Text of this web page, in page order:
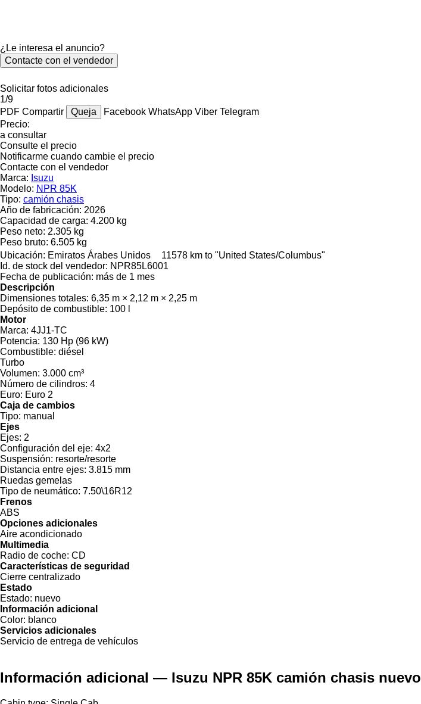
¿Le interesa el anuncio?
Contacte con el vendedor
Solicitar fotos adicionales
1/9
PDF Compartir Queja Facebook WhatsApp Viber Telegram
Precio:
a consultar
Consulte el precio
Notificarme cuando cambie el precio
Contacte con el vendedor
Marca: Isuzu
Modelo: NPR 85K
Tipo: camión chasis
Año de fabricación: 2026
Capacidad de carga: 4.200 kg
Peso neto: 2.305 kg
Peso bruto: 6.505 kg
Ubicación: Emiratos Árabes Unidos
11578 km to "United States/Columbus"
Id. de stock del vendedor: NPR85L6001
Fecha de publicación: más de 1 mes
Descripción
Dimensiones totales: 6,35 m × 2,12 m × 2,25 m
Depósito de combustible: 100 l
Motor
Marca: 4JJ1-TC
Potencia: 130 Hp (96 kW)
Combustible: diésel
Turbo
Volumen: 3.000 cm³
Número de cilindros: 4
Euro: Euro 2
Caja de cambios
Tipo: manual
Ejes
Ejes: 2
Configuración del eje: 4x2
Suspensión: resorte/resorte
Distancia entre ejes: 3.815 mm
Ruedas gemelas
Tipo de neumático: 7.50\16R12
Frenos
ABS
Opciones adicionales
Aire acondicionado
Multimedia
Radio de coche: CD
Características de seguridad
Cierre centralizado
Estado
Estado: nuevo
Información adicional
Color: blanco
Servicios adicionales
Servicio de entrega de vehículos
Información adicional — Isuzu NPR 85K camión chasis nuevo